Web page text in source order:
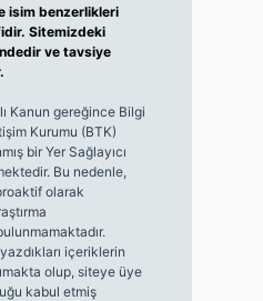
isim benzerlikleri
Sitemizdeki
ve tavsiye
Kanun gereğince Bilgi
Kurumu (BTK)
bir Yer Sağlayıcı
Bu nedenle,
olarak
içeriklerin
olup, siteye üye
kabul etmiş